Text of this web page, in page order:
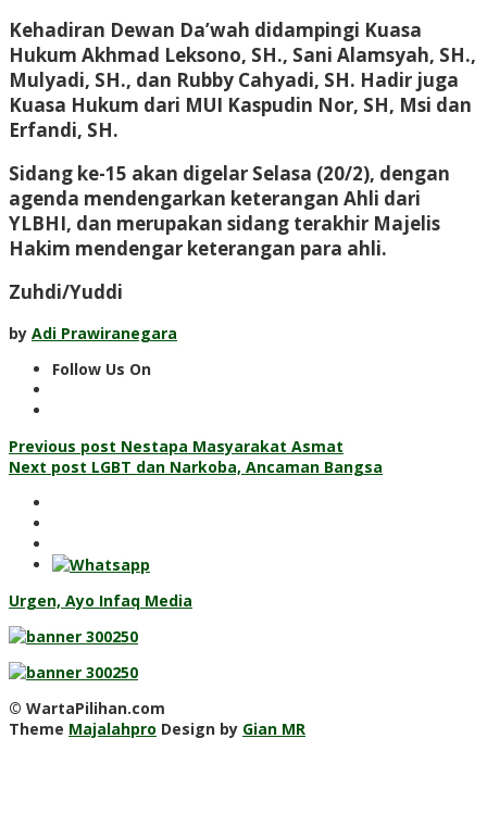
Kehadiran Dewan Da’wah didampingi Kuasa
Hukum Akhmad Leksono, SH., Sani Alamsyah, SH.,
Mulyadi, SH., dan Rubby Cahyadi, SH. Hadir juga
Kuasa Hukum dari MUI Kaspudin Nor, SH, Msi dan
Erfandi, SH.
Sidang ke-15 akan digelar Selasa (20/2), dengan
agenda mendengarkan keterangan Ahli dari
YLBHI, dan merupakan sidang terakhir Majelis
Hakim mendengar keterangan para ahli.
Zuhdi/Yuddi
by Adi Prawiranegara
Follow Us On
Post
navigation
Previous post Nestapa Masyarakat Asmat
Next post LGBT dan Narkoba, Ancaman Bangsa
Urgen, Ayo Infaq Media
© WartaPilihan.com
Theme Majalahpro Design by Gian MR